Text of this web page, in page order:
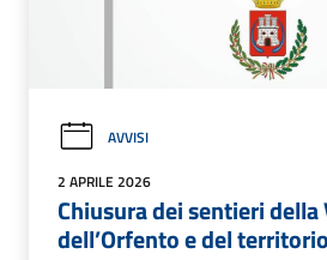
AVVISI
2 APRILE 2026
Chiusura dei sentieri della
dell’Orfento e del